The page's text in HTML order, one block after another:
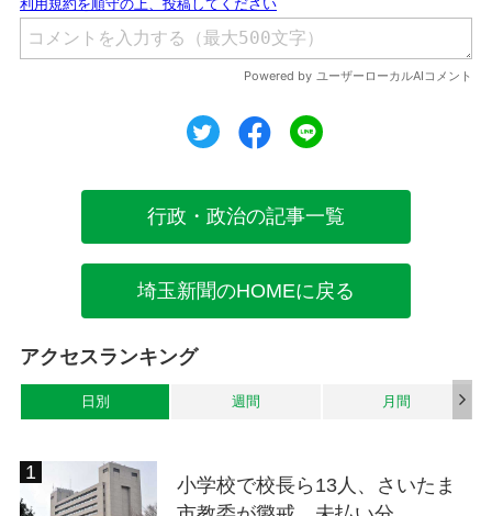
ツイートシェア
行政・政治の記事一覧
埼玉新聞のHOMEに戻る
アクセスランキング
日別 週間 月間
小学校で校長ら13人、さいたま